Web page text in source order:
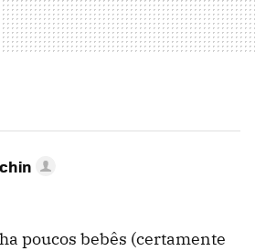
poucos bebês (certamente